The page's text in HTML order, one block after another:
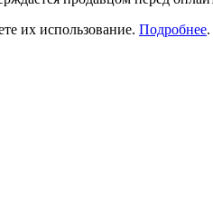
их использование. Подробнее.